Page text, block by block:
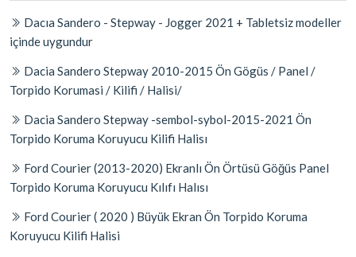
Dacıa Sandero - Stepway - Jogger 2021 + Tabletsiz modeller
içinde uygundur
Dacia Sandero Stepway 2010-2015 Ön Gögüs / Panel /
Torpido Korumasi / Kilifi / Halisi/
Dacia Sandero Stepway -sembol-sybol-2015-2021 Ön
Torpido Koruma Koruyucu Kilifi Halisı
Ford Courier (2013-2020) Ekranlı Ön Örtüsü Göğüs Panel
Torpido Koruma Koruyucu Kılıfı Halısı
Ford Courier ( 2020 ) Büyük Ekran Ön Torpido Koruma
Koruyucu Kilifi Halisi